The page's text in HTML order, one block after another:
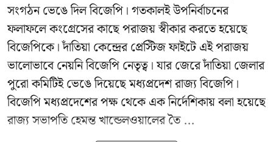
সংগঠন ভেঙে দিল বিজেপি। গতকালই উপনির্বাচনের
ফলাফলে কংগ্রেসের কাছে পরাজয় স্বীকার করতে হয়েছে
বিজেপিকে। দাঁতিয়া কেন্দ্রের প্রেস্টিজ ফাইটে এই পরাজয়
ভালোভাবে নেয়নি বিজেপি নেতৃত্ব। যার জেরে দাঁতিয়া জেলার
পুরো কমিটিই ভেঙে দিয়েছে মধ্যপ্রদেশ রাজ্য বিজেপি।
বিজেপি মধ্যপ্রদেশের পক্ষ থেকে এক নির্দেশিকায় বলা হয়েছে
রাজ্য সভাপতি হেমন্ত খান্ডেলওয়ালের তৈ ...